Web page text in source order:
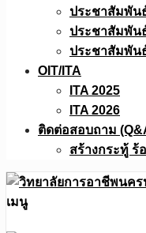
ประชาสัมพัน
ประชาสัมพัน
ประชาสัมพัน
OIT/ITA
ITA 2025
ITA 2026
ติดต่อสอบถาม
สร้างกระทู้ ร้
เมนู